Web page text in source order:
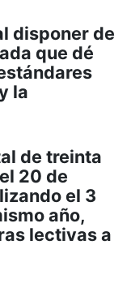
disponer de
que dé
la
de treinta
20 de
el 3
año,
lectivas a